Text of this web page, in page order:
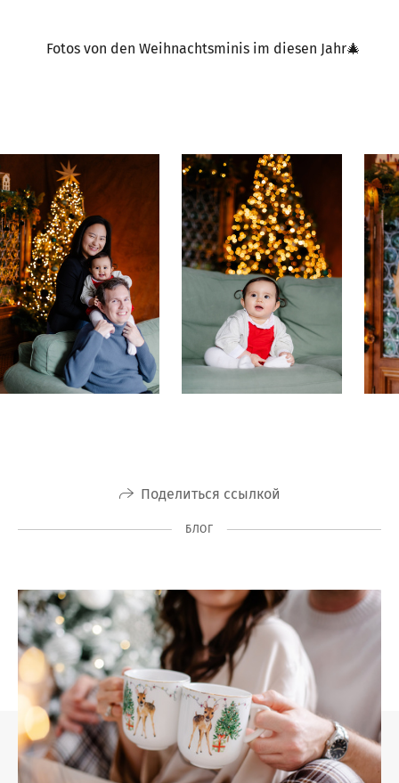
Fotos von den Weihnachtsminis im diesen Jahr🎄
Поделиться ссылкой
БЛОГ